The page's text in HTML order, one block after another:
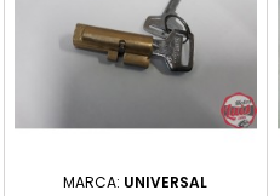
MARCA: UNIVERSAL